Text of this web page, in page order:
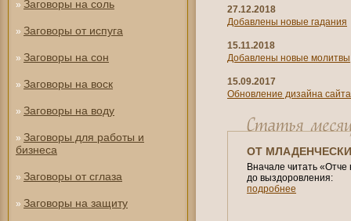
» Заговоры на соль
» Заговоры от испуга
» Заговоры на сон
» Заговоры на воск
» Заговоры на воду
» Заговоры для работы и
бизнеса
» Заговоры от сглаза
» Заговоры на защиту
27.12.2018
Добавлены новые гадания
15.11.2018
Добавлены новые молитвы
15.09.2017
Обновление дизайна сайта
ОТ
Вначале читать
до выздоровления:
подробнее